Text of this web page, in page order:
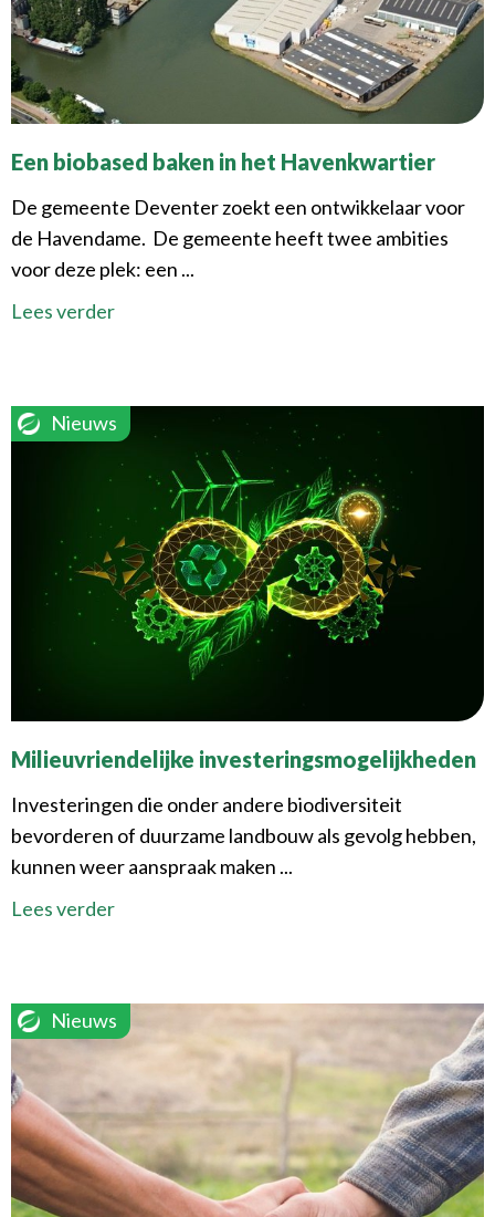
Een biobased baken in het Havenkwartier
De gemeente Deventer zoekt een ontwikkelaar voor
de Havendame. De gemeente heeft twee ambities
voor deze plek: een ...
Lees verder
Nieuws
Milieuvriendelijke investeringsmogelijkheden
Investeringen die onder andere biodiversiteit
bevorderen of duurzame landbouw als gevolg hebben,
kunnen weer aanspraak maken ...
Lees verder
Nieuws